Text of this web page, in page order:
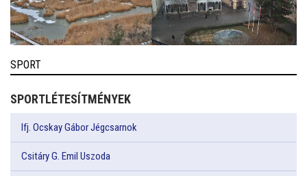
SPORT
SPORTLÉTESÍTMÉNYEK
Ifj. Ocskay Gábor Jégcsarnok
Csitáry G. Emil Uszoda